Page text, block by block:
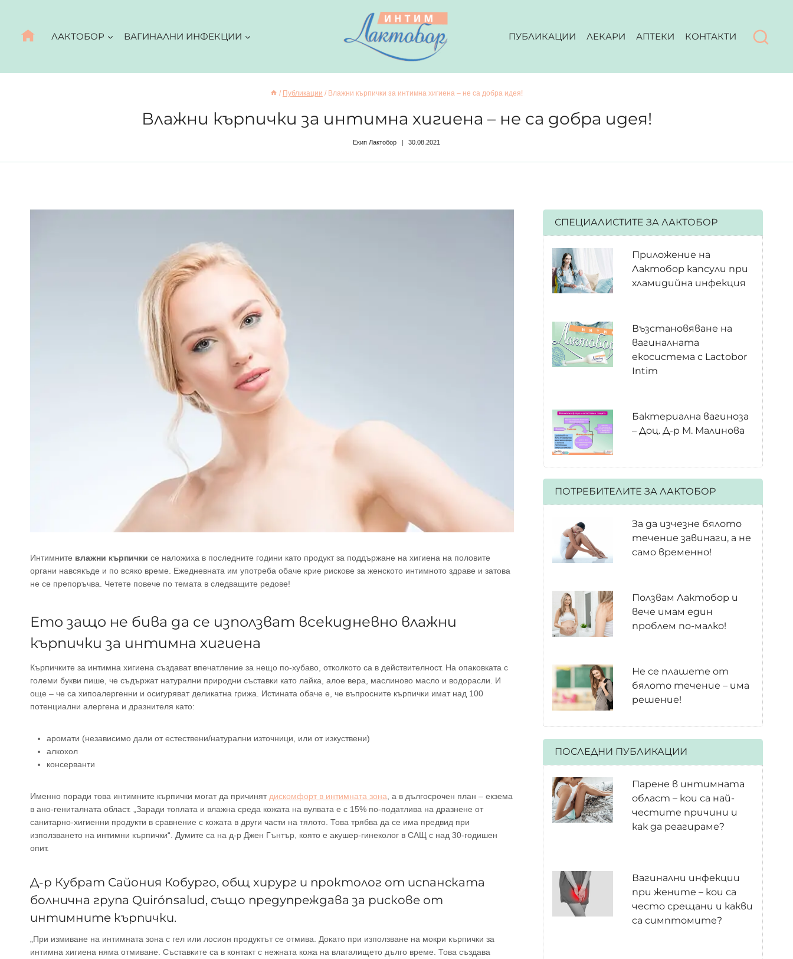
ЛАКТОБОР ВАГИНАЛНИ ИНФЕКЦИИ ПУБЛИКАЦИИ ЛЕКАРИ АПТЕКИ КОНТАКТИ
/ Публикации / Влажни кърпички за интимна хигиена – не са добра идея!
Влажни кърпички за интимна хигиена – не са добра идея!
Екип Лактобор 30.08.2021
Интимните влажни кърпички се наложиха в последните години като продукт за поддържане на хигиена на половите
органи навсякъде и по всяко време. Ежедневната им употреба обаче крие рискове за женското интимното здраве и затова
не се препоръчва. Четете повече по темата в следващите редове!
Ето защо не бива да се използват всекидневно влажни
кърпички за интимна хигиена
Кърпичките за интимна хигиена създават впечатление за нещо по-хубаво, отколкото са в действителност. На опаковката с
големи букви пише, че съдържат натурални природни съставки като лайка, алое вера, маслиново масло и водорасли. И
още – че са хипоалергенни и осигуряват деликатна грижа. Истината обаче е, че въпросните кърпички имат над 100
потенциални алергена и дразнителя като:
аромати (независимо дали от естествени/натурални източници, или от изкуствени)
алкохол
консерванти
Именно поради това интимните кърпички могат да причинят дискомфорт в интимната зона , а в дългосрочен план – екзема
в ано-гениталната област. „Заради топлата и влажна среда кожата на вулвата е с 15% по-податлива на дразнене от
санитарно-хигиенни продукти в сравнение с кожата в други части на тялото. Това трябва да се има предвид при
използването на интимни кърпички“. Думите са на д-р Джен Гънтър, която е акушер-гинеколог в САЩ с над 30-годишен
опит.
Д-р Кубрат Сайония Кобурго, общ хирург и проктолог от испанската
болнична група Quirónsalud, също предупреждава за рискове от
интимните кърпички.
„При измиване на интимната зона с гел или лосион продуктът се отмива. Докато при използване на мокри кърпички за
интимна хигиена няма отмиване. Съставките са в контакт с нежната кожа на влагалището дълго време. Това създава
СПЕЦИАЛИСТИТЕ ЗА ЛАКТОБОР
Приложение на
Лактобор капсули при
хламидийна инфекция
Възстановяване на
вагиналната
екосистема с Lactobor
Intim
Бактериална вагиноза
– Доц. Д-р М. Малинова
ПОТРЕБИТЕЛИТЕ ЗА ЛАКТОБОР
За да изчезне бялото
течение завинаги, а не
само временно!
Ползвам Лактобор и
вече имам един
проблем по-малко!
Не се плашете от
бялото течение – има
решение!
ПОСЛЕДНИ ПУБЛИКАЦИИ
Парене в интимната
област – кои са най-
честите причини и
как да реагираме?
Вагинални инфекции
при жените – кои са
често срещани и какви
са симптомите?